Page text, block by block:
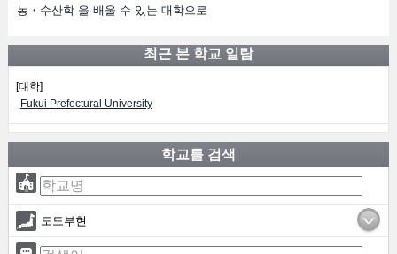
농・수산학 을 배울 수 있는 대학으로
최근 본 학교 일람
[대학]
Fukui Prefectural University
학교를 검색
도도부현